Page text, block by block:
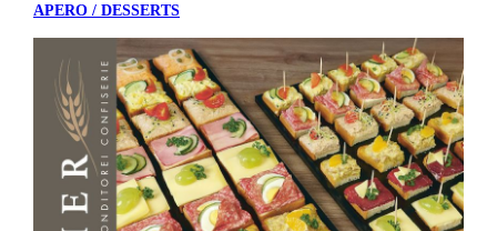
APERO / DESSERTS